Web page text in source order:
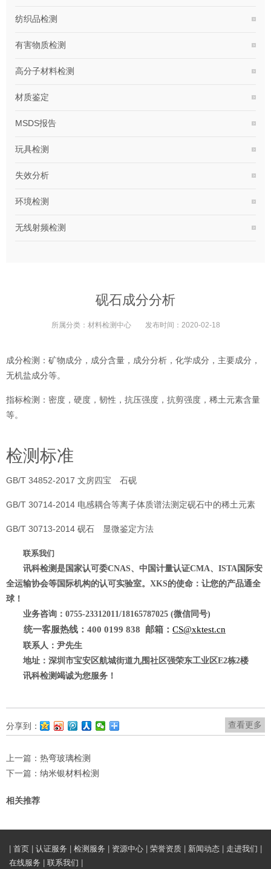
纺织品检测
有害物质检测
高分子材料检测
材质鉴定
MSDS报告
玩具检测
失效分析
环境检测
无线射频检测
砚石成分分析
所属分类： 材料检测中心 发布时间： 2020-02-18
成分检测：矿物成分，成分含量，成分分析，化学成分，主要成分，
无机盐成分等。
指标检测：密度，硬度，韧性，抗压强度，抗剪强度，稀土元素含量
等。
检测标准
GB/T 34852-2017 文房四宝 石砚
GB/T 30714-2014 电感耦合等离子体质谱法测定砚石中的稀土元素
GB/T 30713-2014 砚石 显微鉴定方法
联系我们
讯科检测是国家认可委CNAS、中国计量认证CMA、ISTA国际安
全运输协会等国际机构的认可实验室。XKS的使命：让您的产品通全
球！
业务咨询： 0755-23312011/18165787025 (微信同号)
统一客服热线： 400 0199 838 邮箱： CS@xktest.cn
联系人： 尹先生
地址：深圳市宝安区航城街道九围社区强荣东工业区E2栋2楼
讯科检测竭诚为您服务！
查看更多
分享到：
上一篇： 热弯玻璃检测
下一篇： 纳米银材料检测
相关推荐
首页 认证服务 检测服务 资源中心 荣誉资质 新闻动态 走进我们
在线服务
联系我们